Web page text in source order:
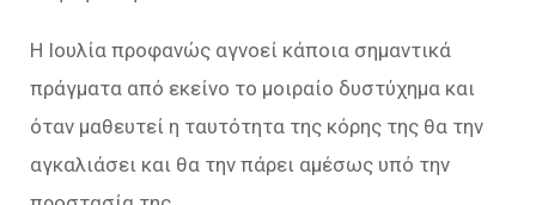
Η Ιουλία προφανώς αγνοεί κάποια σημαντικά
πράγματα από εκείνο το μοιραίο δυστύχημα και
όταν μαθευτεί η ταυτότητα της κόρης της θα την
αγκαλιάσει και θα την πάρει αμέσως υπό την